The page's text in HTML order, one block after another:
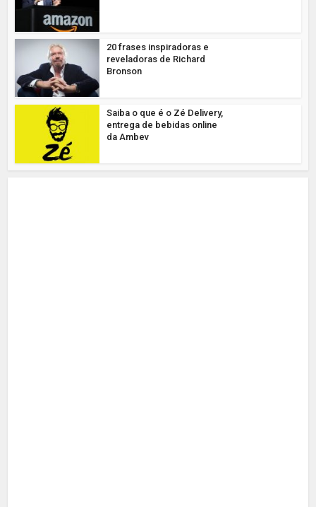
20 frases inspiradoras e
reveladoras de Richard
Bronson
Saiba o que é o Zé Delivery,
entrega de bebidas online
da Ambev